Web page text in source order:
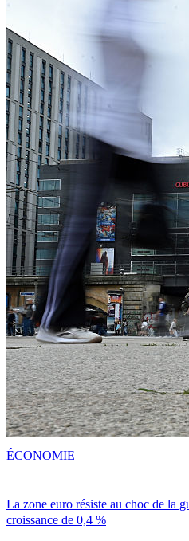
La zone euro résiste au choc de la
croissance de 0,4 %
ÉCONOMIE